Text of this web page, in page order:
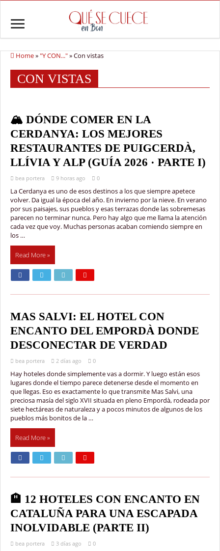
Home»"Y CON..."»Con vistas
CON VISTAS
🏔️ DÓNDE COMER EN LA
CERDANYA: LOS MEJORES
RESTAURANTES DE PUIGCERDÀ,
LLÍVIA Y ALP (GUÍA 2026 · PARTE I)
bea portera 9 horas ago 0
La Cerdanya es uno de esos destinos a los que siempre apetece
volver. Da igual la época del año. En invierno por la nieve. En verano
por sus paisajes, sus pueblos y esas terrazas donde las sobremesas
parecen no terminar nunca. Pero hay algo que me llama la atención
cada vez que voy. Muchas personas acaban comiendo siempre en
los …
Read More »
MAS SALVI: EL HOTEL CON
ENCANTO DEL EMPORDÀ DONDE
DESCONECTAR DE VERDAD
bea portera 2 días ago 0
Hay hoteles donde simplemente vas a dormir. Y luego están esos
lugares donde el tiempo parece detenerse desde el momento en
que llegas. Eso es exactamente lo que transmite Mas Salvi, una
preciosa masía del siglo XVII situada en pleno Empordà, rodeada por
siete hectáreas de naturaleza y a pocos minutos de algunos de los
pueblos más bonitos de la …
Read More »
🏨 12 HOTELES CON ENCANTO EN
CATALUÑA PARA UNA ESCAPADA
INOLVIDABLE (PARTE II)
bea portera 3 días ago 0